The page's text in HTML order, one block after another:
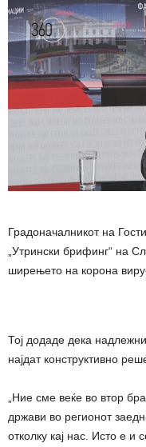
Градоначалникот на
„Утрински брифинг“ на
ширењето на корона
Тој додаде дека
најдат конструктивно
„Ние сме веќе во втор
држави во регионот
отколку кај нас. Исто е и